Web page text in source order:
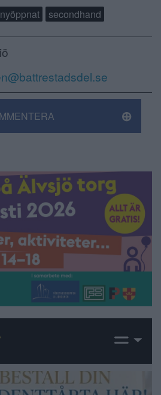
nyöppnat secondhand